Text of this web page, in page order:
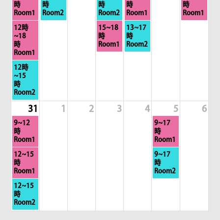
曜
日,
8
月
24th
2026
時
Room1
曜
日,
8
時
Room2
曜
日,
8
月
27th
2026
時
Room2
曜
日,
8
月
28th
2026
時
Room1
曜
日,
8
時
Room1
月
曜
日,
8
月
24th
2026
12時
~18
時
Room1
木
曜
日,
8
15~18
時
Room1
金
曜
日,
8
13~17
時
Room2
月
曜
日,
8
月
2026
12時
~15
時
Room2
31 1 2 3 4 5 6
月
曜
日,
8
月
31st
2026
9~12
時
Room1
土
曜
日,
9
月
5th
2026
9~17
時
Room1
月
曜
日,
8
月
31st
2026
12~15
時
Room1
土
曜
日,
9
9~17
時
Room2
月
曜
日,
8
12~15
時
Room2